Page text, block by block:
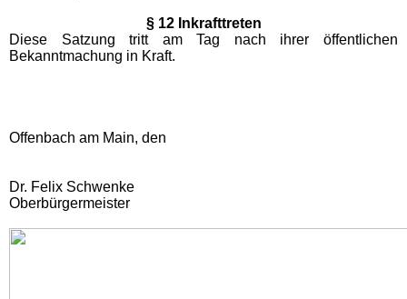
§ 12 Inkrafttreten
Diese Satzung tritt am Tag nach ihrer öffentlichen
Bekanntmachung in Kraft.
Offenbach am Main, den
Dr. Felix Schwenke
Oberbürgermeister